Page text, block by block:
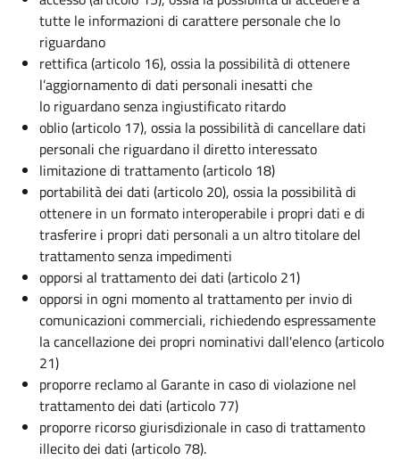
tutte le informazioni di carattere personale che lo
riguardano
rettifica (articolo 16), ossia la possibilità di ottenere
l’aggiornamento di dati personali inesatti che
lo riguardano senza ingiustificato ritardo
oblio (articolo 17), ossia la possibilità di cancellare dati
personali che riguardano il diretto interessato
limitazione di trattamento (articolo 18)
portabilità dei dati (articolo 20), ossia la possibilità di
ottenere in un formato interoperabile i propri dati e di
trasferire i propri dati personali a un altro titolare del
trattamento senza impedimenti
opporsi al trattamento dei dati (articolo 21)
opporsi in ogni momento al trattamento per invio di
comunicazioni commerciali, richiedendo espressamente
la cancellazione dei propri nominativi dall'elenco (articolo
21)
proporre reclamo al Garante in caso di violazione nel
trattamento dei dati (articolo 77)
proporre ricorso giurisdizionale in caso di trattamento
illecito dei dati (articolo 78).